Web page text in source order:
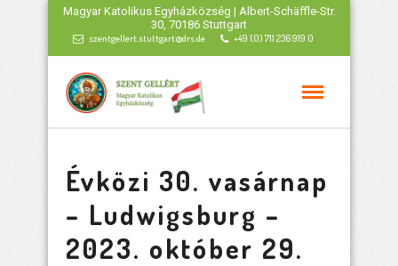
Magyar Katolikus Egyházközség | Albert-Schäffle-Str.
30, 70186 Stuttgart
szentgellert.stuttgart@drs.de +49 (0) 711 236 919 0
Évközi 30. vasárnap
– Ludwigsburg –
2023. október 29.